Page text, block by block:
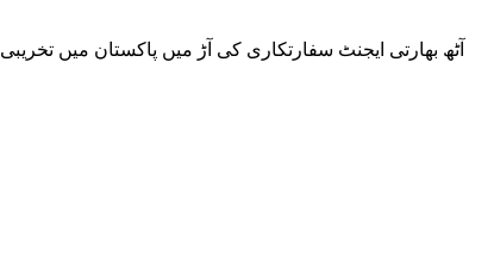
آٹھ بھارتی ایجنٹ سفارتکاری کی آڑ میں پاکستان میں